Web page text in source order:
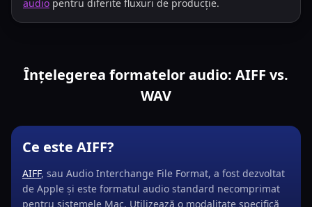
audio pentru diferite fluxuri de producție.
Înțelegerea formatelor audio: AIFF vs.
WAV
Ce este AIFF?
AIFF, sau Audio Interchange File Format, a fost dezvoltat
de Apple și este formatul audio standard necomprimat
pentru sistemele Mac. Utilizează o modalitate specifică